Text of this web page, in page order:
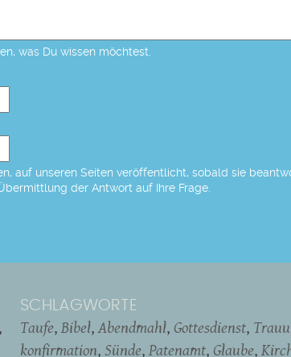
was Du wissen möchtest.
auf unseren Seiten veröffentlicht, sobald sie
der Antwort auf Ihre Frage.
SCHLAGWORTE
Taufe Bibel Abendmahl Gottesdienst
konfirmation Sünde Patenamt Glaube